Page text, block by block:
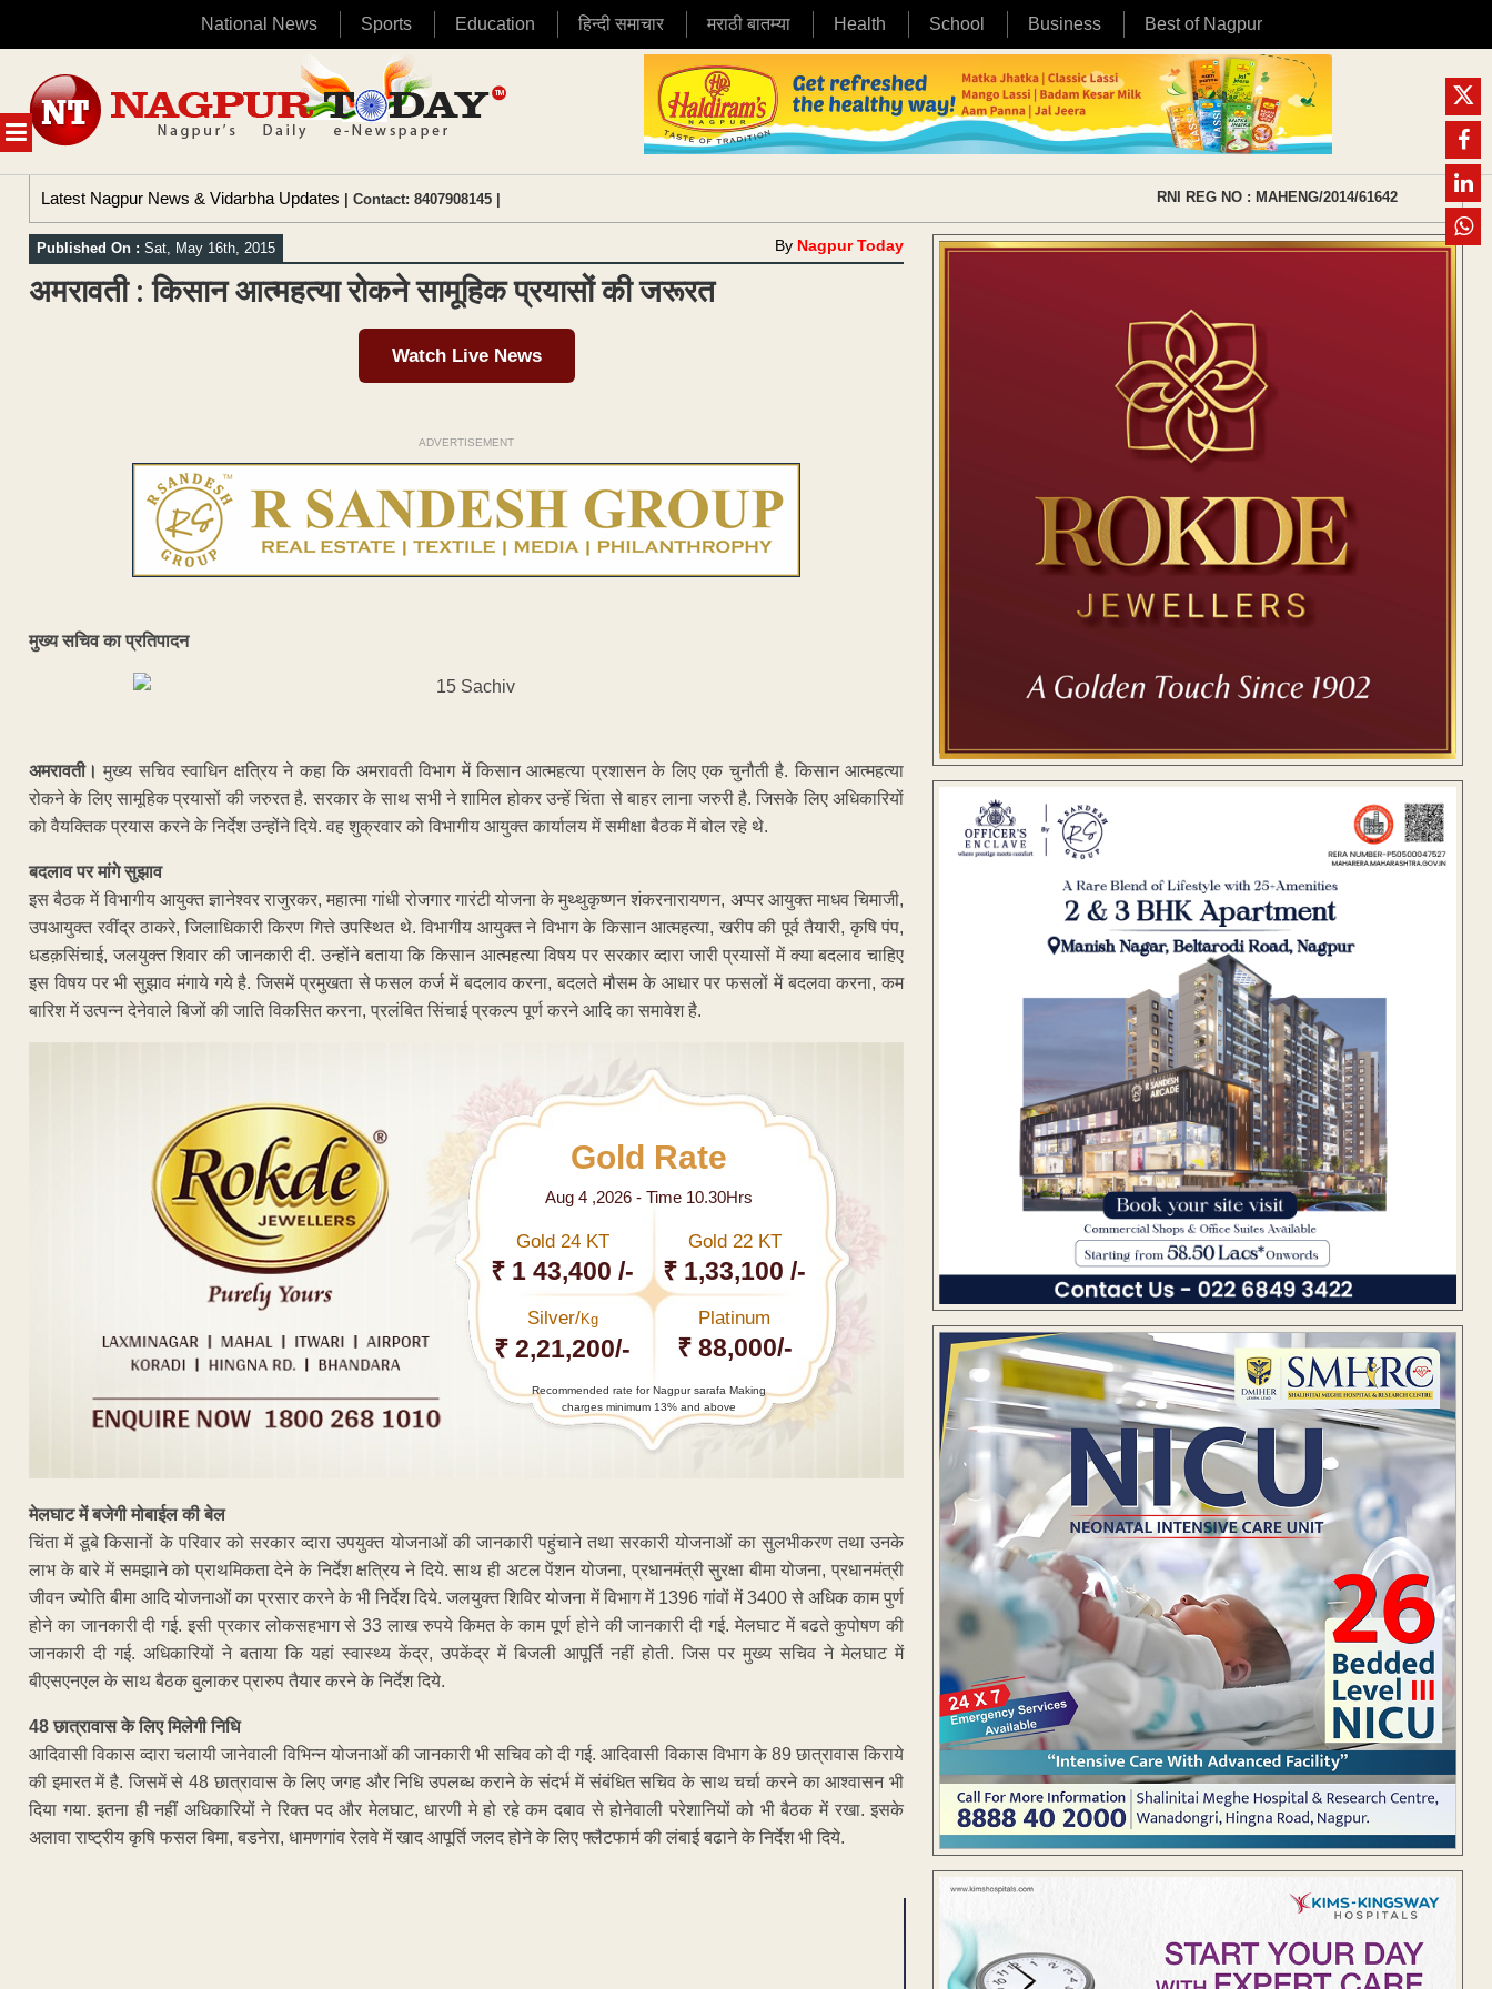
National News Sports Education हिन्दी समाचार मराठी बातम्या Health School Business Best of Nagpur
MENU
content
Latest Nagpur News & Vidarbha Updates | Contact: 8407908145 | RNI REG NO : MAHENG/2014/61642
Published On : Sat, May 16th, 2015 By Nagpur Today
अमरावती : किसान आत्महत्या रोकने सामूहिक प्रयासों की जरूरत
Watch Live News
ADVERTISEMENT
मुख्य सचिव का प्रतिपादन
अमरावती। मुख्य सचिव स्वाधिन क्षत्रिय ने कहा कि अमरावती विभाग में किसान आत्महत्या प्रशासन के लिए एक चुनौती है. किसान आत्महत्या
रोकने के लिए सामूहिक प्रयासों की जरुरत है. सरकार के साथ सभी ने शामिल होकर उन्हें चिंता से बाहर लाना जरुरी है. जिसके लिए अधिकारियों
को वैयक्तिक प्रयास करने के निर्देश उन्होंने दिये. वह शुक्रवार को विभागीय आयुक्त कार्यालय में समीक्षा बैठक में बोल रहे थे.
बदलाव पर मांगे सुझाव
इस बैठक में विभागीय आयुक्त ज्ञानेश्वर राजुरकर, महात्मा गांधी रोजगार गारंटी योजना के मुथ्थुकृष्णन शंकरनारायणन, अप्पर आयुक्त माधव चिमाजी,
उपआयुक्त रवींद्र ठाकरे, जिलाधिकारी किरण गित्ते उपस्थित थे. विभागीय आयुक्त ने विभाग के किसान आत्महत्या, खरीप की पूर्व तैयारी, कृषि पंप,
धडक़सिंचाई, जलयुक्त शिवार की जानकारी दी. उन्होंने बताया कि किसान आत्महत्या विषय पर सरकार व्दारा जारी प्रयासों में क्या बदलाव चाहिए
इस विषय पर भी सुझाव मंगाये गये है. जिसमें प्रमुखता से फसल कर्ज में बदलाव करना, बदलते मौसम के आधार पर फसलों में बदलवा करना, कम
बारिश में उत्पन्न देनेवाले बिजों की जाति विकसित करना, प्रलंबित सिंचाई प्रकल्प पूर्ण करने आदि का समावेश है.
Gold Rate
Aug 4 ,2026 - Time 10.30Hrs
Gold 24 KT
₹ 1 43,400 /-
Gold 22 KT
₹ 1,33,100 /-
Silver/Kg
₹ 2,21,200/-
Platinum
₹ 88,000/-
Recommended rate for Nagpur sarafa Making
charges minimum 13% and above
मेलघाट में बजेगी मोबाईल की बेल
चिंता में डूबे किसानों के परिवार को सरकार व्दारा उपयुक्त योजनाओं की जानकारी पहुंचाने तथा सरकारी योजनाओं का सुलभीकरण तथा उनके
लाभ के बारे में समझाने को प्राथमिकता देने के निर्देश क्षत्रिय ने दिये. साथ ही अटल पेंशन योजना, प्रधानमंत्री सुरक्षा बीमा योजना, प्रधानमंत्री
जीवन ज्योति बीमा आदि योजनाओं का प्रसार करने के भी निर्देश दिये. जलयुक्त शिविर योजना में विभाग में 1396 गांवों में 3400 से अधिक काम पुर्ण
होने का जानकारी दी गई. इसी प्रकार लोकसहभाग से 33 लाख रुपये किमत के काम पूर्ण होने की जानकारी दी गई. मेलघाट में बढते कुपोषण की
जानकारी दी गई. अधिकारियों ने बताया कि यहां स्वास्थ्य केंद्र, उपकेंद्र में बिजली आपूर्ति नहीं होती. जिस पर मुख्य सचिव ने मेलघाट में
बीएसएनएल के साथ बैठक बुलाकर प्रारुप तैयार करने के निर्देश दिये.
48 छात्रावास के लिए मिलेगी निधि
आदिवासी विकास व्दारा चलायी जानेवाली विभिन्न योजनाओं की जानकारी भी सचिव को दी गई. आदिवासी विकास विभाग के 89 छात्रावास किराये
की इमारत में है. जिसमें से 48 छात्रावास के लिए जगह और निधि उपलब्ध कराने के संदर्भ में संबंधित सचिव के साथ चर्चा करने का आश्वासन भी
दिया गया. इतना ही नहीं अधिकारियों ने रिक्त पद और मेलघाट, धारणी मे हो रहे कम दबाव से होनेवाली परेशानियों को भी बैठक में रखा. इसके
अलावा राष्ट्रीय कृषि फसल बिमा, बडनेरा, धामणगांव रेलवे में खाद आपूर्ति जलद होने के लिए फ्लैटफार्म की लंबाई बढाने के निर्देश भी दिये.